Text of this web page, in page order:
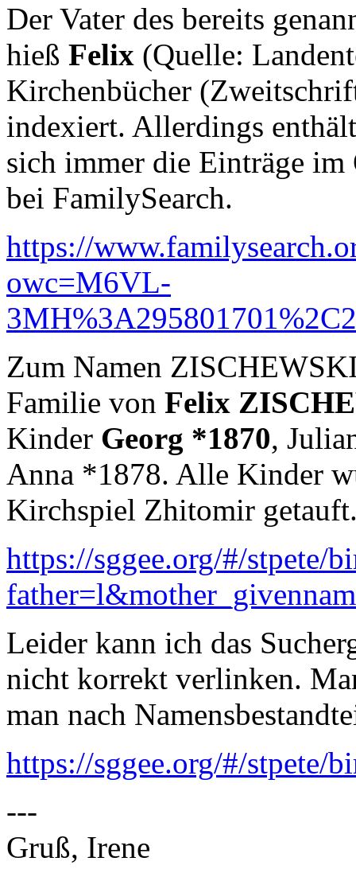
Der Vater des bereits
hieß Felix (Quelle:
Kirchenbücher
indexiert. Allerdings
sich immer die Einträge
bei FamilySearch.
https://
owc=M6VL-
Zum Namen
Familie von Felix
Kinder Georg *1870,
Anna *1878. Alle Kinder
Kirchspiel Zhitomir
https://sggee.org/#/stpete/
Leider kann ich das
nicht korrekt verlinken.
man nach
https://sggee.org/#/stpete/
---
Gruß, Irene